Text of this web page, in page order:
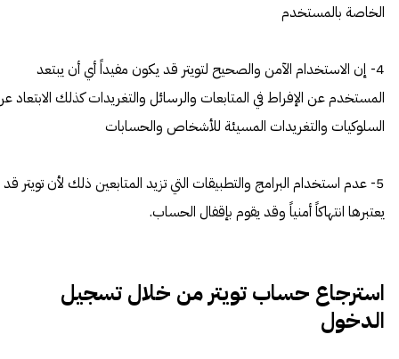
الخاصة بالمستخدم
4- إن الاستخدام الآمن والصحيح لتويتر قد يكون مفيداً أي أن يبتعد
المستخدم عن الإفراط في المتابعات والرسائل والتغريدات كذلك الابتعاد
السلوكيات والتغريدات المسيئة للأشخاص والحسابات
5- عدم استخدام البرامج والتطبيقات التي تزيد المتابعين ذلك لأن تويتر قد
يعتبرها انتهاكاً أمنياً وقد يقوم بإقفال الحساب.
استرجاع حساب تويتر من خلال تسجيل
الدخول